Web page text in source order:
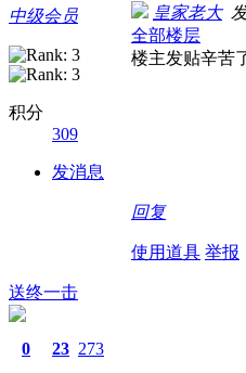
中级会员
积分
309
发消息
皇家老大发
全部楼层
楼主发贴辛苦
回复
使用道具 举报
送终一击
0 23 273